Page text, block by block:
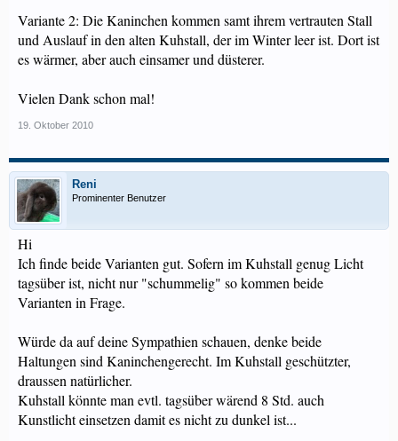
Variante 2: Die Kaninchen kommen samt ihrem vertrauten Stall
und Auslauf in den alten Kuhstall, der im Winter leer ist. Dort ist
es wärmer, aber auch einsamer und düsterer.
Vielen Dank schon mal!
19. Oktober 2010
Reni
Prominenter Benutzer
Hi
Ich finde beide Varianten gut. Sofern im Kuhstall genug Licht
tagsüber ist, nicht nur "schummelig" so kommen beide
Varianten in Frage.
Würde da auf deine Sympathien schauen, denke beide
Haltungen sind Kaninchengerecht. Im Kuhstall geschützter,
draussen natürlicher.
Kuhstall könnte man evtl. tagsüber wärend 8 Std. auch
Kunstlicht einsetzen damit es nicht zu dunkel ist...